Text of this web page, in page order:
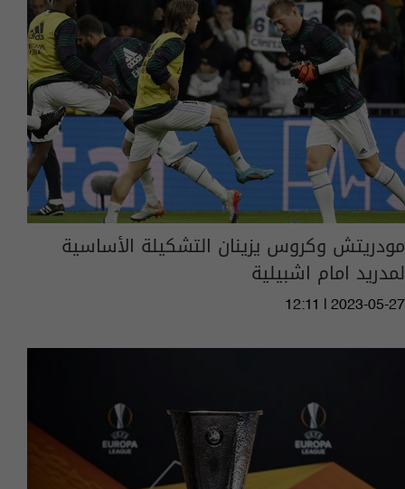
مودريتش وكروس يزينان التشكيلة الأساسية
لمدريد امام اشبيلية
12:11 | 2023-05-27